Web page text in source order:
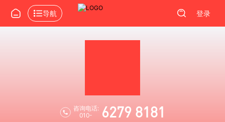
导航 登录
咨询电话:
010-
6279 8181